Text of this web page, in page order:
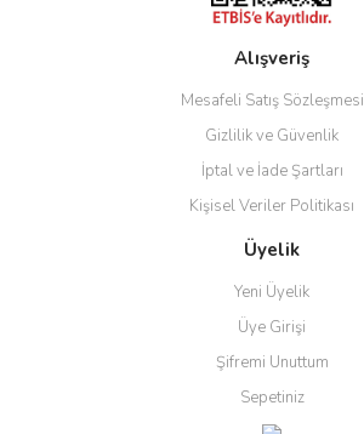
Alışveriş
Mesafeli Satış Sözleşmesi
Gizlilik ve Güvenlik
İptal ve İade Şartları
Kişisel Veriler Politikası
Üyelik
Yeni Üyelik
Üye Girişi
Şifremi Unuttum
Sepetiniz